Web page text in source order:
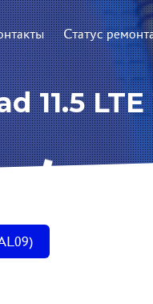
Статус
LTE